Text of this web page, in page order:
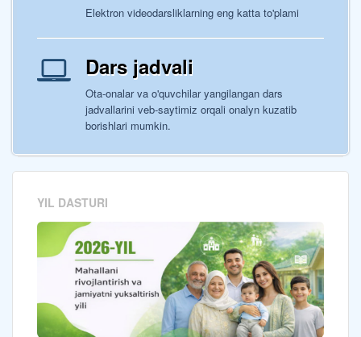
Elektron videodarsliklarning eng katta to'plami
Dars jadvali
Ota-onalar va o'quvchilar yangilangan dars
jadvallarini veb-saytimiz orqali onalyn kuzatib
borishlari mumkin.
YIL DASTURI